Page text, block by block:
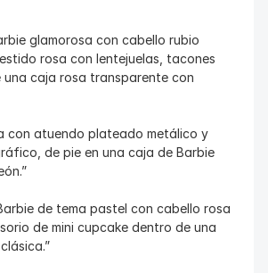
glamorosa con cabello rubio
rosa con lentejuelas, tacones
caja rosa transparente con
con atuendo plateado metálico y
de pie en una caja de Barbie
de tema pastel con cabello rosa
de mini cupcake dentro de una